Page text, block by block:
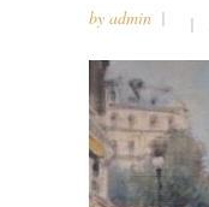
by admin